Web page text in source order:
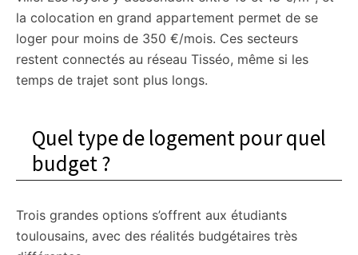
la colocation en grand appartement permet de se
loger pour moins de 350 €/mois. Ces secteurs
restent connectés au réseau Tisséo, même si les
temps de trajet sont plus longs.
Quel type de logement pour quel
budget ?
Trois grandes options s’offrent aux étudiants
toulousains, avec des réalités budgétaires très